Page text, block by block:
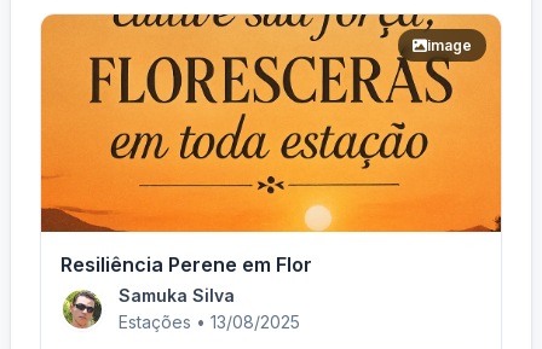
image
Resiliência Perene em Flor
Samuka Silva
Estações • 13/08/2025